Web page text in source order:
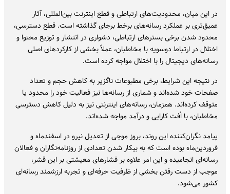
در این میان، محدودیت‌های ارتباطی و قطع اینترنت بین‌المللی، آثار
عمیق‌تری بر عملکرد رسانه‌های برخط برجای گذاشته است. قطع دسترسی،
محدود شدن برخی بسترهای ارتباطی، دشواری در انتشار و توزیع محتوا و
اختلال در ارتباط دوسویه با مخاطبان، عملاً بخشی از کارکردهای اصلی
رسانه‌های دیجیتال را با اختلال مواجه کرده است.
در نتیجه این شرایط، برخی مطبوعات ناگزیر به کاهش حجم و تعداد
صفحات خود شده‌اند و شماری از رسانه‌ها نیز فعالیت خود را محدود یا
متوقف کرده‌اند. همزمان، رسانه‌های اینترنتی نیز به دلیل کاهش دسترسی
مخاطبان، با اُفت کارایی و درآمد مواجه شده‌اند.
پیامد نگران‌کننده این روند، بروز موجی از تعدیل نیرو در اسفندماه و
فروردین‌ماه بوده است که به بیکار شدن تعدادی از روزنامه‌نگاران و فعالان
رسانه‌ای انجامیده و این امر علاوه بر فشارهای معیشتی بر این قشر،
موجب از دست رفتن بخشی از ظرفیت حرفه‌ای و تجربه ارزشمند رسانه‌ای
کشور می‌شود.